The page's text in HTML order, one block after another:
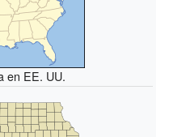
en EE. UU.